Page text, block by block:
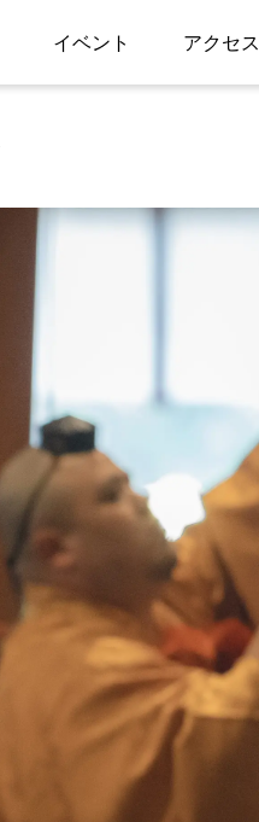
イベント アクセス